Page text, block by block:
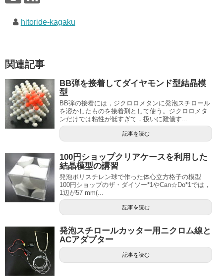
hitoride-kagaku
関連記事
BB弾を接着してダイヤモンド型結晶模
型
BB弾の接着には，ジクロロメタンに発泡スチロール
を溶かしたものを接着剤として使う。ジクロロメタ
ンだけでは粘性が低すぎて，扱いに難儀す...
記事を読む
100円ショップクリアケースを利用した
結晶模型の講習
発泡ポリスチレン球で作った体心立方格子の模型
100円ショップのザ・ダイソー*1やCan☆Do*1では，
1辺が57 mm(...
記事を読む
発泡スチロールカッター用ニクロム線と
ACアダプター
記事を読む